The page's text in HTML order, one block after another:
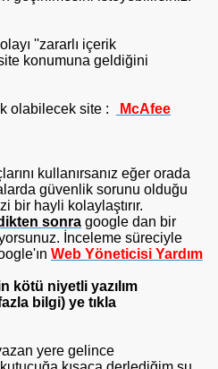
''zararlı içerik
konumuna geldiğini
olabilecek site :
McAfee
kullanırsanız eğer orada
güvenlik sorunu olduğu
bir hayli kolaylaştırır.
sonra google dan bir
İnceleme süreciyle
Web Yöneticisi Yardım
kötü niyetli yazılım
bilgi) ye tıkla
yere gelince